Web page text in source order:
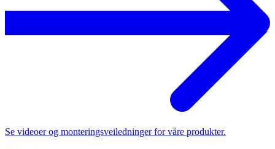
Se videoer og monteringsveiledninger for våre produkter.